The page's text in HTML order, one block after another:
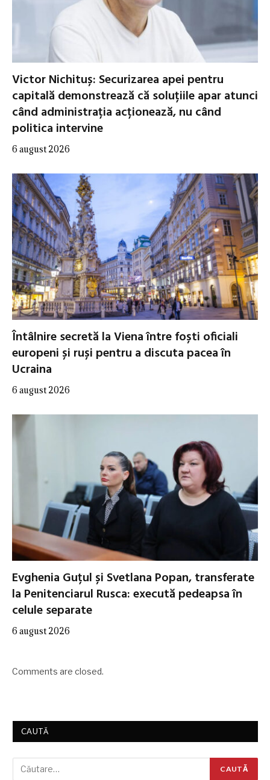
Victor Nichituș: Securizarea apei pentru
capitală demonstrează că soluțiile apar atunci
când administrația acționează, nu când
politica intervine
6 august 2026
Întâlnire secretă la Viena între foști oficiali
europeni și ruși pentru a discuta pacea în
Ucraina
6 august 2026
Evghenia Guțul și Svetlana Popan, transferate
la Penitenciarul Rusca: execută pedeapsa în
celule separate
6 august 2026
Comments are closed.
CAUTĂ